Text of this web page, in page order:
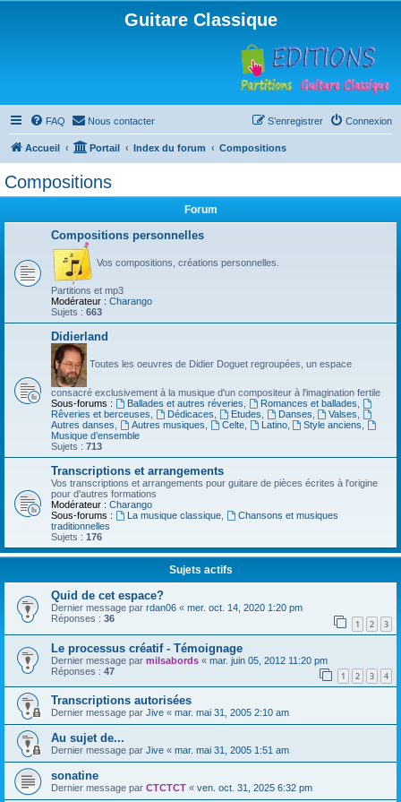
Guitare Classique
FAQ Nous contacter Connexion
S’enregistrer
Accueil Portail Index du forum Compositions
Compositions
Forum
Compositions personnelles
Vos compositions, créations personnelles.
Partitions et mp3
Modérateur : Charango
Sujets : 663
Didierland
Toutes les oeuvres de Didier Doguet regroupées, un espace
consacré exclusivement à la musique d'un compositeur à l'imagination fertile
Sous-forums :
Ballades et autres réveries Romances et ballades
Rêveries et berceuses
Dédicaces Etudes Danses Valses
Autres danses
Autres musiques Celte, Latino, Style anciens
Musique d’ensemble
Sujets : 713
Transcriptions et arrangements
Vos transcriptions et arrangements pour guitare de pièces écrites à l'origine
pour d'autres formations
Modérateur : Charango
Sous-forums :
La musique classique,
Chansons et musiques
traditionnelles
Sujets : 176
Sujets actifs
Quid de cet espace?
Dernier message par rdan06 « mer. oct. 14, 2020 1:20 pm
Réponses : 36 1 2 3
Le processus créatif - Témoignage
Dernier message par milsabords « mar. juin 05, 2012 11:20 pm
Réponses : 47 1 2 3 4
Transcriptions autorisées
Dernier message par Jive « mar. mai 31, 2005 2:10 am
Au sujet de...
Dernier message par Jive « mar. mai 31, 2005 1:51 am
sonatine
Dernier message par CTCTCT « ven. oct. 31, 2025 6:32 pm